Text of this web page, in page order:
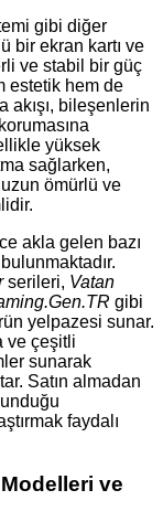
gibi diğer
bir ekran kartı ve
ve stabil bir güç
estetik hem de
akışı, bileşenlerin
yüksek
sağlarken,
ömürlü ve
akla gelen bazı
serileri, Vatan
gibi
yelpazesi sunar.
ve çeşitli
sunarak
Satın almadan
faydalı
ve